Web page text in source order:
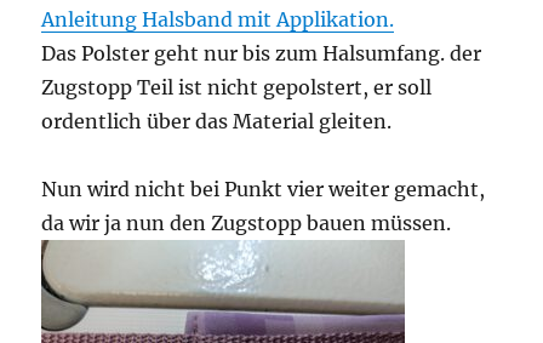
Anleitung Halsband mit Applikation.
Das Polster geht nur bis zum Halsumfang. der
Zugstopp Teil ist nicht gepolstert, er soll
ordentlich über das Material gleiten.
Nun wird nicht bei Punkt vier weiter gemacht,
da wir ja nun den Zugstopp bauen müssen.